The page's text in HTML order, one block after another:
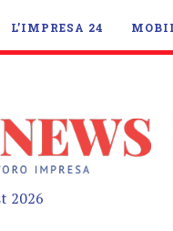
L’IMPRESA 24
2026